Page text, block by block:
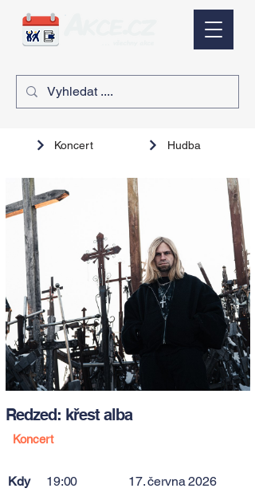
Koncert Hudba
Redzed: křest alba
Koncert
Kdy 19:00
17. června 2026